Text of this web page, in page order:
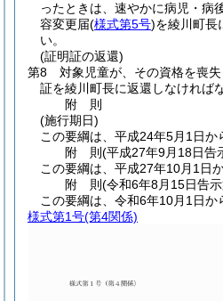
ったときは、速やかに病児・病
容変更届(様式第5号)を綾川町長
い。
(証明証の返還)
第8 対象児童が、その資格を喪失
証を綾川町長に返還しなければ
附 則
(施行期日)
この要綱は、平成24年5月1日か
附 則(平成27年9月18日告
この要綱は、平成27年10月1日
附 則(令和6年8月15日告
この要綱は、令和6年10月1日か
様式第1号(第4関係)